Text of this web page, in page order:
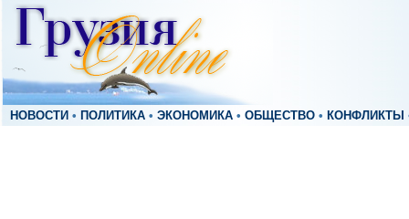
НОВОСТИ • ПОЛИТИКА • ЭКОНОМИКА • ОБЩЕСТВО • КОНФЛИКТЫ